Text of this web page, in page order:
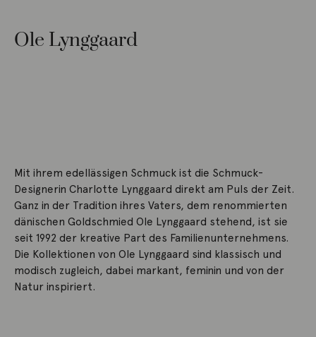
Ole Lynggaard
Mit ihrem edellässigen Schmuck ist die Schmuck-
Designerin Charlotte Lynggaard direkt am Puls der Zeit.
Ganz in der Tradition ihres Vaters, dem renommierten
dänischen Goldschmied Ole Lynggaard stehend, ist sie
seit 1992 der kreative Part des Familienunternehmens.
Die Kollektionen von Ole Lynggaard sind klassisch und
modisch zugleich, dabei markant, feminin und von der
Natur inspiriert.